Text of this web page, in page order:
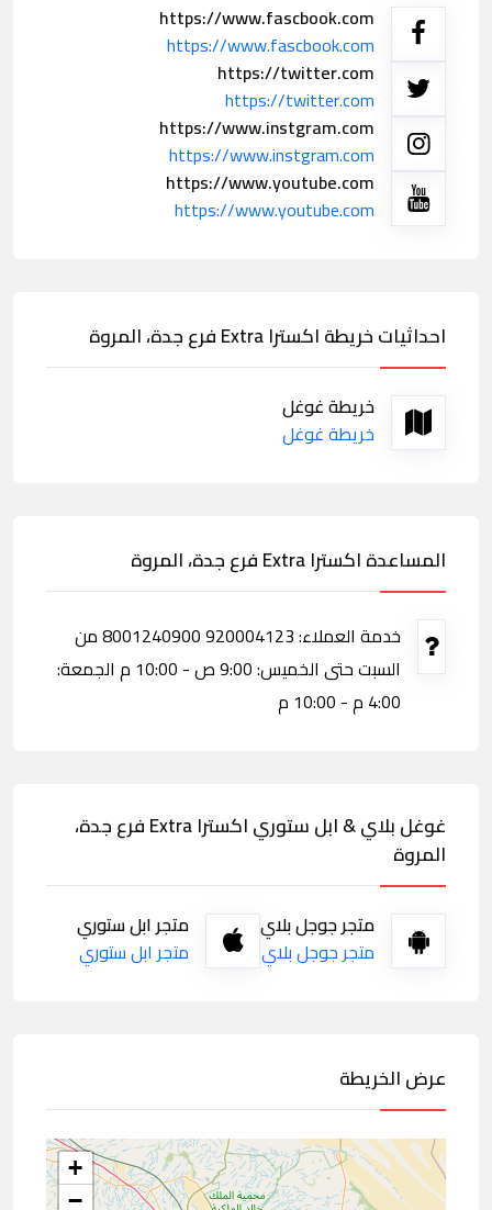
https://www.fascbook.com
https://www.fascbook.com
https://twitter.com
https://twitter.com
https://www.instgram.com
https://www.instgram.com
https://www.youtube.com
https://www.youtube.com
احداثيات خريطة اكسترا Extra فرع جدة، المروة
خريطة غوغل
خريطة غوغل
المساعدة اكسترا Extra فرع جدة، المروة
خدمة العملاء: 920004123 8001240900 من
السبت حتى الخميس: 9:00 ص - 10:00 م الجمعة:
4:00 م - 10:00 م
غوغل بلاي & ابل ستوري اكسترا Extra فرع جدة،
المروة
متجر جوجل بلاي
متجر جوجل بلاي
متجر ابل ستوري
متجر ابل ستوري
عرض الخريطة
+
−